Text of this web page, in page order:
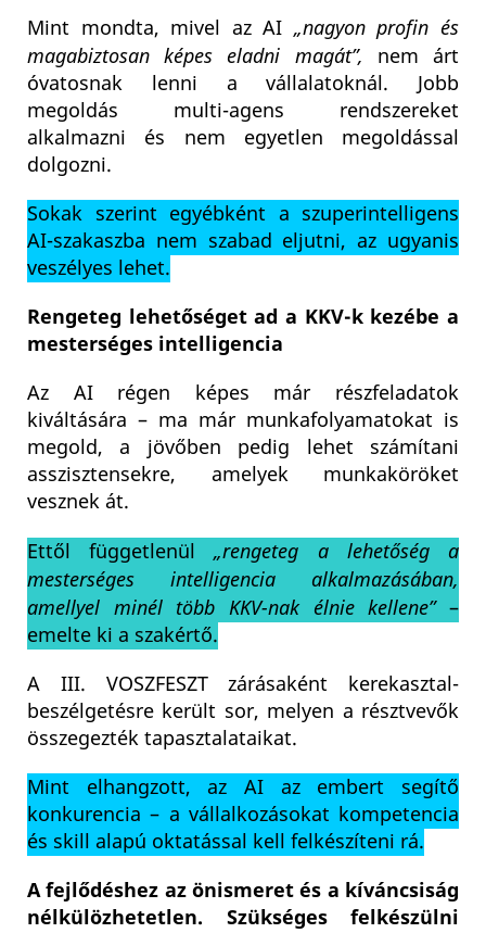
Mint mondta, mivel az AI„nagyon profin és
magabiztosan képes eladni magát”,
nem árt
óvatosnak lenni a vállalatoknál. Jobb
megoldás multi-agens rendszereket
alkalmazni és nem egyetlen megoldással
dolgozni.
Sokak szerint egyébként a szuperintelligens
AI-szakaszba nem szabad eljutni, az ugyanis
veszélyes lehet.
Rengeteg lehetőséget ad a KKV-k kezébe a
mesterséges intelligencia
Az AI régen képes már részfeladatok
kiváltására – ma már munkafolyamatokat is
megold, a jövőben pedig lehet számítani
asszisztensekre, amelyek munkaköröket
vesznek át.
Ettől függetlenül„rengeteg a lehetőség a
mesterséges intelligencia alkalmazásában,
amellyel minél több KKV-nak élnie kellene”–
emelte ki a szakértő.
A III. VOSZFESZT zárásaként kerekasztal-
beszélgetésre került sor, melyen a résztvevők
összegezték tapasztalataikat.
Mint elhangzott, az AI az embert segítő
konkurencia – a vállalkozásokat kompetencia
és skill alapú oktatással kell felkészíteni rá.
A fejlődéshez az önismeret és a kíváncsiság
nélkülözhetetlen. Szükséges felkészülni